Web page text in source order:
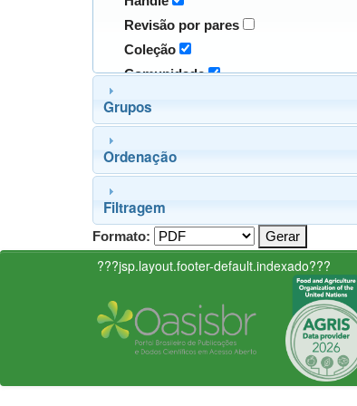
Revisão por pares
Coleção
Comunidade
Grupos
Ordenação
Filtragem
Formato:
???jsp.layout.footer-default.indexado???